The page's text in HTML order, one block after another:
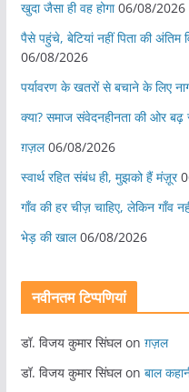
खुदा जैसा ही वह होगा 06/08/2026
पैसे पहुंचे, बेटियां नहीं पिता की अंतिम
06/08/2026
पर्यावरण के खतरों से बचाने के लिए
क्या? समाज संवेदनहीनता की ओर बढ़
ग़ज़ल 06/08/2026
स्वार्थ रहित संबंध ही, मुझको हैं मंज़ूर
गाँव की हर चीज़ चाहिए, लेकिन गाँव
भेड़ की खाल 06/08/2026
नवीनतम टिप्पणियां
डॉ. विजय कुमार सिंघलon ग़ज़ल
डॉ. विजय कुमार सिंघलon बाल